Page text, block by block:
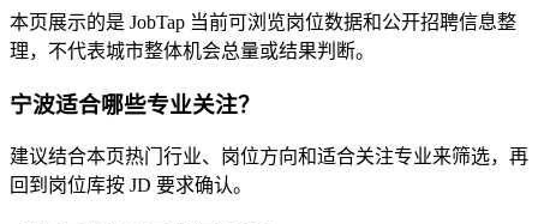
本页展示的是 JobTap 当前可浏览岗位数据和公开招聘信息整
理，不代表城市整体机会总量或结果判断。
宁波适合哪些专业关注？
建议结合本页热门行业、岗位方向和适合关注专业来筛选，再
回到岗位库按 JD 要求确认。